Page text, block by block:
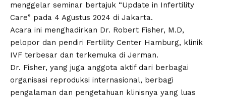
menggelar seminar bertajuk “Update in Infertility
Care” pada 4 Agustus 2024 di Jakarta.
Acara ini menghadirkan Dr. Robert Fisher, M.D,
pelopor dan pendiri Fertility Center Hamburg, klinik
IVF terbesar dan terkemuka di Jerman.
Dr. Fisher, yang juga anggota aktif dari berbagai
organisasi reproduksi internasional, berbagi
pengalaman dan pengetahuan klinisnya yang luas